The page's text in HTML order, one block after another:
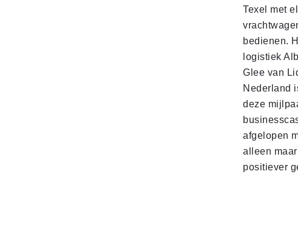
Texel met
bedienen.
logistiek
Glee van
Nederland
deze
afgelopen
alleen maar
positiever